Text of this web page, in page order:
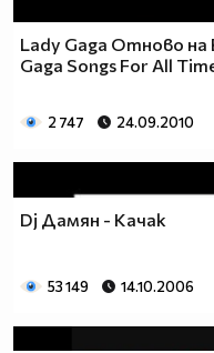
Lady Gaga Отново на
Gaga Songs For All
2 747 24.09.2010
Dj Дамян - Качак
53 149 14.10.2006